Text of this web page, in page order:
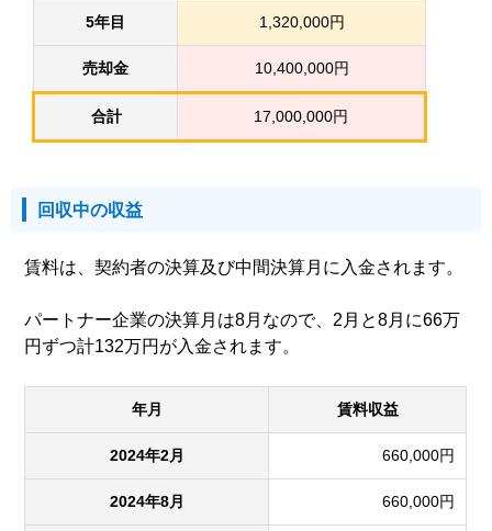
5年目 1,320,000円
売却金 10,400,000円
合計 17,000,000円
回収中の収益
賃料は、契約者の決算及び中間決算月に入金されます。
パートナー企業の決算月は8月なので、2月と8月に66万
円ずつ計132万円が入金されます。
年月 賃料収益
2024年2月 660,000円
2024年8月 660,000円